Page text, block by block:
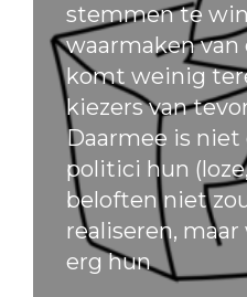
stemmen te
waarmaken
komt weinig
kiezers van
Daarmee is niet
politici hun
beloften niet
realiseren,
erg hun